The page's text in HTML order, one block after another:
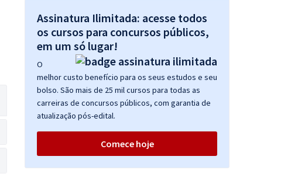
Assinatura Ilimitada: acesse todos
os cursos para concursos públicos,
em um só lugar!
O
melhor custo benefício para os seus estudos e seu
bolso. São mais de 25 mil cursos para todas as
carreiras de concursos públicos, com garantia de
atualização pós-edital.
Comece hoje